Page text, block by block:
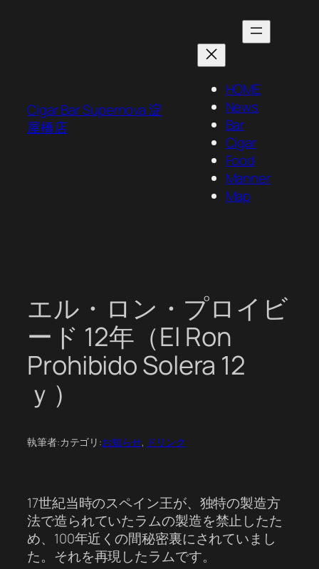
Cigar Bar Supernova 淀
屋橋店
HOME
News
Bar
Cigar
Food
Manner
Map
エル・ロン・プロイビ
ード 12年（El Ron
Prohibido Solera 12
ｙ）
執筆者:カテゴリ:お知らせ, ドリンク
17世紀当時のスペイン王が、独特の製造方
法で造られていたラムの製造を禁止したた
め、100年近くの間秘密裏にされていまし
た。それを再現したラムです。